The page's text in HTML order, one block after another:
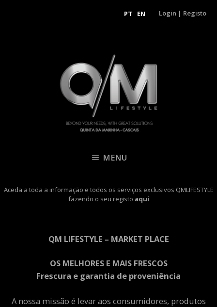
PT EN Login | Registo
MENU
Aceda a toda a informação e todos os serviços exclusivos QMLIFESTYLE
fazendo o seu registo aqui
QM LIFESTYLE – MARKET PLACE
OS MELHORES E MAIS FRESCOS
Frescura e garantia de proveniência
A nossa missão é levar aos consumidores, produtos